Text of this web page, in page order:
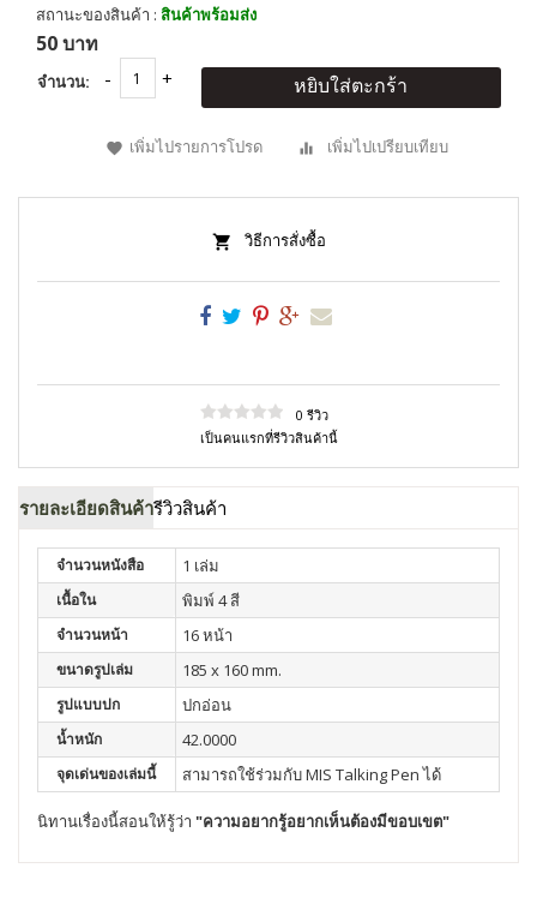
สถานะของสินค้า : สินค้าพร้อมส่ง
50 บาท
จำนวน: หยิบใส่ตะกร้า
เพิ่มไปรายการโปรด เพิ่มไปเปรียบเทียบ
วิธีการสั่งซื้อ
0 รีวิว
เป็นคนแรกที่รีวิวสินค้านี้
รายละเอียดสินค้ารีวิวสินค้า
จำนวนหนังสือ 1 เล่ม
เนื้อใน พิมพ์ 4 สี
จำนวนหน้า 16 หน้า
ขนาดรูปเล่ม 185 x 160 mm.
รูปแบบปก ปกอ่อน
น้ำหนัก 42.0000
จุดเด่นของเล่มนี้ สามารถใช้ร่วมกับ MIS Talking Pen ได้
นิทานเรื่องนี้สอนให้รู้ว่า "ความอยากรู้อยากเห็นต้องมีขอบเขต"